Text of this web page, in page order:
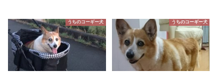
うちのコーギー犬 うちのコーギー犬